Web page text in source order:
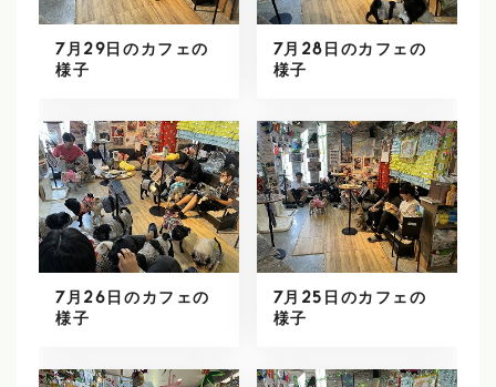
7月29日のカフェの
様子
7月28日のカフェの
様子
7月26日のカフェの
様子
7月25日のカフェの
様子